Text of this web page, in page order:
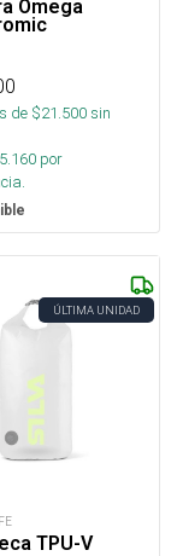
Omega
de $21.500sin
5.160 por
ÚLTIMA UNIDAD
TPU-V